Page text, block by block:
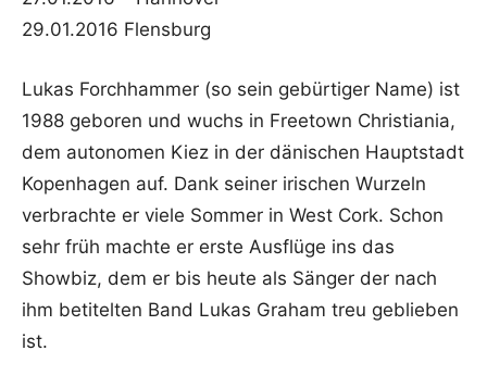
29.01.2016 Flensburg
Lukas Forchhammer (so sein gebürtiger Name) ist
1988 geboren und wuchs in Freetown Christiania,
dem autonomen Kiez in der dänischen Hauptstadt
Kopenhagen auf. Dank seiner irischen Wurzeln
verbrachte er viele Sommer in West Cork. Schon
sehr früh machte er erste Ausflüge ins das
Showbiz, dem er bis heute als Sänger der nach
ihm betitelten Band Lukas Graham treu geblieben
ist.